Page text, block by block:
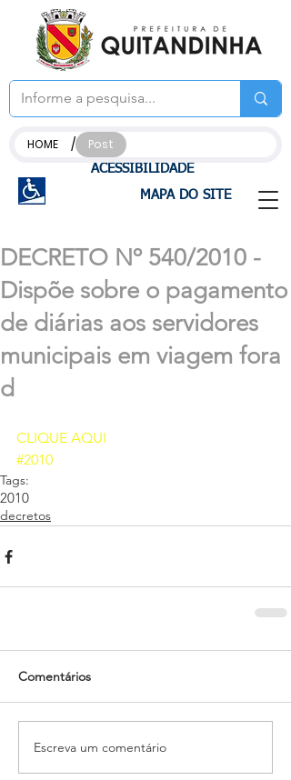
ACESSIBILIDADE
MAPA DO SITE
HOME / Post
DECRETO Nº 540/2010 -
Dispõe sobre o pagamento
de diárias aos servidores
municipais em viagem fora
d
CLIQUE AQUI
#2010
Tags:
2010
decretos
Comentários
Escreva um comentário